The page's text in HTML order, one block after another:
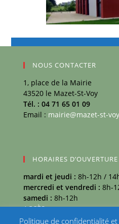
NOUS CONTACTER
1, place de la Mairie
43520 le Mazet-St-Voy
Tél. : 04 71 65 01 09
Email : mairie@mazet-st-
HORAIRES D’OUVERTURE
mardi et jeudi : 8h-12h /
mercredi et vendredi : 8h-
samedi : 8h-12h
ACCÈS
Politique de confidentialité